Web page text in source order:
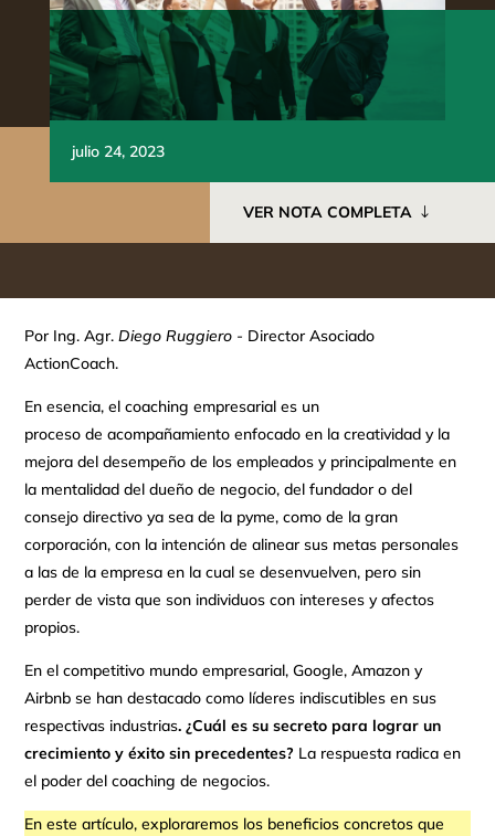
julio 24, 2023
VER NOTA COMPLETA
Por Ing. Agr.Diego Ruggiero - Director Asociado
ActionCoach.
En esencia, el coaching empresarial es un
proceso de acompañamiento enfocado en la creatividad y la
mejora del desempeño de los empleados y principalmente en
la mentalidad del dueño de negocio, del fundador o del
consejo directivo ya sea de la pyme, como de la gran
corporación, con la intención de alinear sus metas personales
a las de la empresa en la cual se desenvuelven, pero sin
perder de vista que son individuos con intereses y afectos
propios.
En el competitivo mundo empresarial, Google, Amazon y
Airbnb se han destacado como líderes indiscutibles en sus
respectivas industrias. ¿Cuál es su secreto para lograr un
crecimiento y éxito sin precedentes? La respuesta radica en
el poder del coaching de negocios.
En este artículo, exploraremos los beneficios concretos que